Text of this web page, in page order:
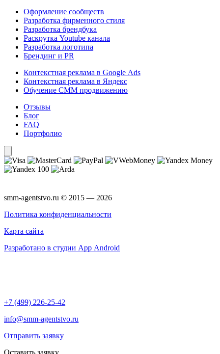
Оформление сообществ
Разработка фирменного стиля
Разработка брендбука
Раскрутка Youtube канала
Разработка логотипа
Брендинг и PR
Контекстная реклама в Google Ads
Контекстная реклама в Яндекс
Обучение СММ продвижению
Отзывы
Блог
FAQ
Портфолио
smm-agentstvo.ru © 2015 — 2026
Политика конфиденциальности
Карта сайта
Разработано в студии App Android
+7 (499) 226-25-42
info@smm-agentstvo.ru
Отправить заявку